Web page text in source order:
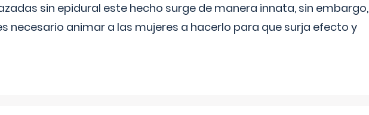
sin epidural este hecho surge de manera innata, sin embargo,
necesario animar a las mujeres a hacerlo para que surja efecto y